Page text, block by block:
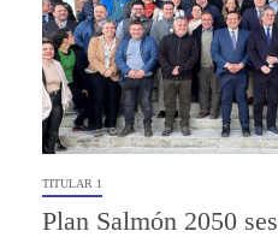
TITULAR 1
Plan Salmón 2050